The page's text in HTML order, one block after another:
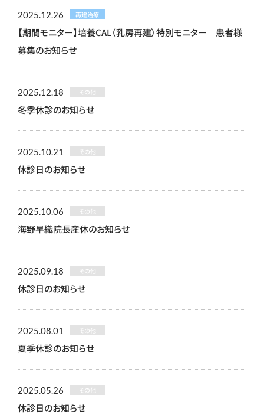
2025.12.26 再建治療
【期間モニター】培養CAL（乳房再建）特別モニター 患者様
募集のお知らせ
2025.12.18 その他
冬季休診のお知らせ
2025.10.21 その他
休診日のお知らせ
2025.10.06 その他
海野早織院長産休のお知らせ
2025.09.18 その他
休診日のお知らせ
2025.08.01 その他
夏季休診のお知らせ
2025.05.26 その他
休診日のお知らせ